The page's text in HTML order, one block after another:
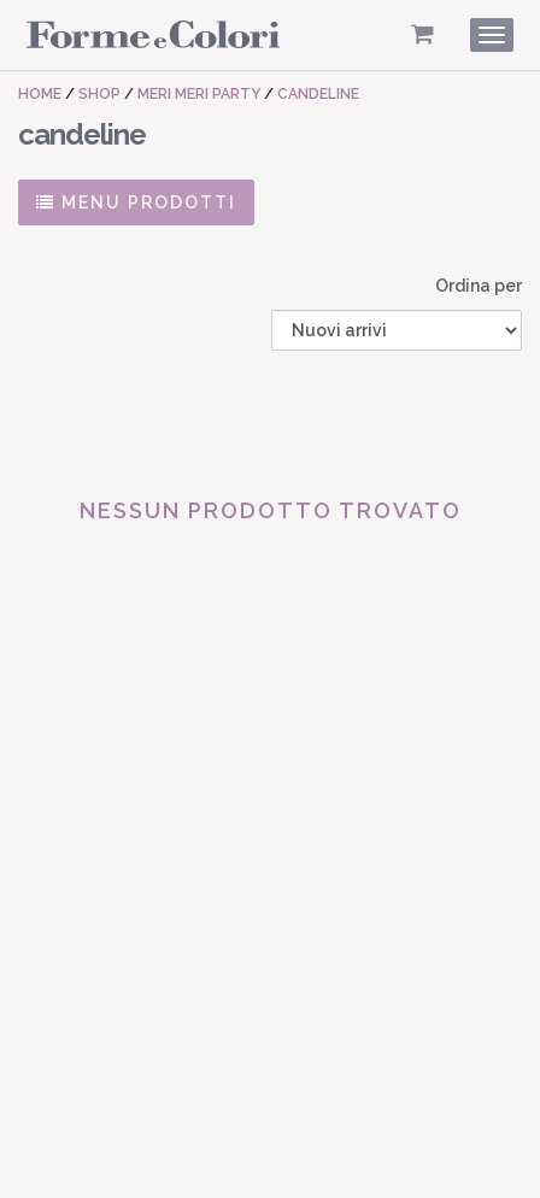
HOME / SHOP / MERI MERI PARTY / CANDELINE
candeline
MENU PRODOTTI
Ordina per
NESSUN PRODOTTO TROVATO